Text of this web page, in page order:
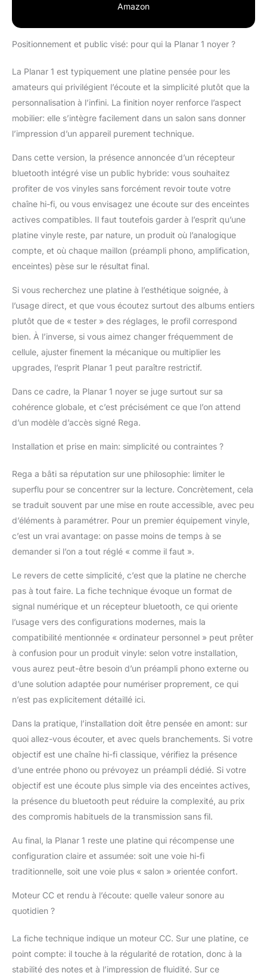
Amazon
Positionnement et public visé: pour qui la Planar 1 noyer ?
La Planar 1 est typiquement une platine pensée pour les
amateurs qui privilégient l’écoute et la simplicité plutôt que la
personnalisation à l’infini. La finition noyer renforce l’aspect
mobilier: elle s’intègre facilement dans un salon sans donner
l’impression d’un appareil purement technique.
Dans cette version, la présence annoncée d’un récepteur
bluetooth intégré vise un public hybride: vous souhaitez
profiter de vos vinyles sans forcément revoir toute votre
chaîne hi-fi, ou vous envisagez une écoute sur des enceintes
actives compatibles. Il faut toutefois garder à l’esprit qu’une
platine vinyle reste, par nature, un produit où l’analogique
compte, et où chaque maillon (préampli phono, amplification,
enceintes) pèse sur le résultat final.
Si vous recherchez une platine à l’esthétique soignée, à
l’usage direct, et que vous écoutez surtout des albums entiers
plutôt que de « tester » des réglages, le profil correspond
bien. À l’inverse, si vous aimez changer fréquemment de
cellule, ajuster finement la mécanique ou multiplier les
upgrades, l’esprit Planar 1 peut paraître restrictif.
Dans ce cadre, la Planar 1 noyer se juge surtout sur sa
cohérence globale, et c’est précisément ce que l’on attend
d’un modèle d’accès signé Rega.
Installation et prise en main: simplicité ou contraintes ?
Rega a bâti sa réputation sur une philosophie: limiter le
superflu pour se concentrer sur la lecture. Concrètement, cela
se traduit souvent par une mise en route accessible, avec peu
d’éléments à paramétrer. Pour un premier équipement vinyle,
c’est un vrai avantage: on passe moins de temps à se
demander si l’on a tout réglé « comme il faut ».
Le revers de cette simplicité, c’est que la platine ne cherche
pas à tout faire. La fiche technique évoque un format de
signal numérique et un récepteur bluetooth, ce qui oriente
l’usage vers des configurations modernes, mais la
compatibilité mentionnée « ordinateur personnel » peut prêter
à confusion pour un produit vinyle: selon votre installation,
vous aurez peut-être besoin d’un préampli phono externe ou
d’une solution adaptée pour numériser proprement, ce qui
n’est pas explicitement détaillé ici.
Dans la pratique, l’installation doit être pensée en amont: sur
quoi allez-vous écouter, et avec quels branchements. Si votre
objectif est une chaîne hi-fi classique, vérifiez la présence
d’une entrée phono ou prévoyez un préampli dédié. Si votre
objectif est une écoute plus simple via des enceintes actives,
la présence du bluetooth peut réduire la complexité, au prix
des compromis habituels de la transmission sans fil.
Au final, la Planar 1 reste une platine qui récompense une
configuration claire et assumée: soit une voie hi-fi
traditionnelle, soit une voie plus « salon » orientée confort.
Moteur CC et rendu à l’écoute: quelle valeur sonore au
quotidien ?
La fiche technique indique un moteur CC. Sur une platine, ce
point compte: il touche à la régularité de rotation, donc à la
stabilité des notes et à l’impression de fluidité. Sur ce